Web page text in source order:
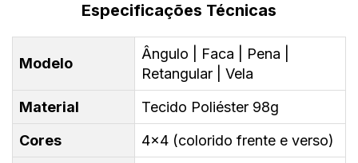
Especificações Técnicas
Modelo
Ângulo | Faca | Pena |
Retangular | Vela
Material
Tecido Poliéster 98g
Cores
4x4 (colorido frente e verso)